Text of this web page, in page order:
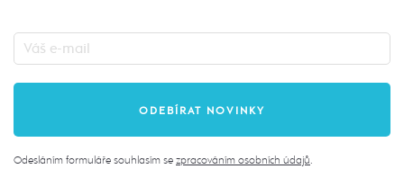
Odesláním formuláře souhlasím se zpracováním osobních údajů